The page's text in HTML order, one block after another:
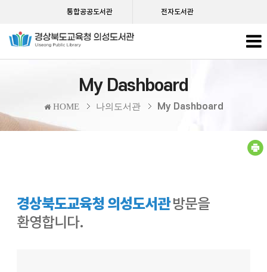
통합공공도서관 전자도서관
My Dashboard
HOME 나의도서관 My Dashboard
경상북도교육청 의성도서관방문을
환영합니다.